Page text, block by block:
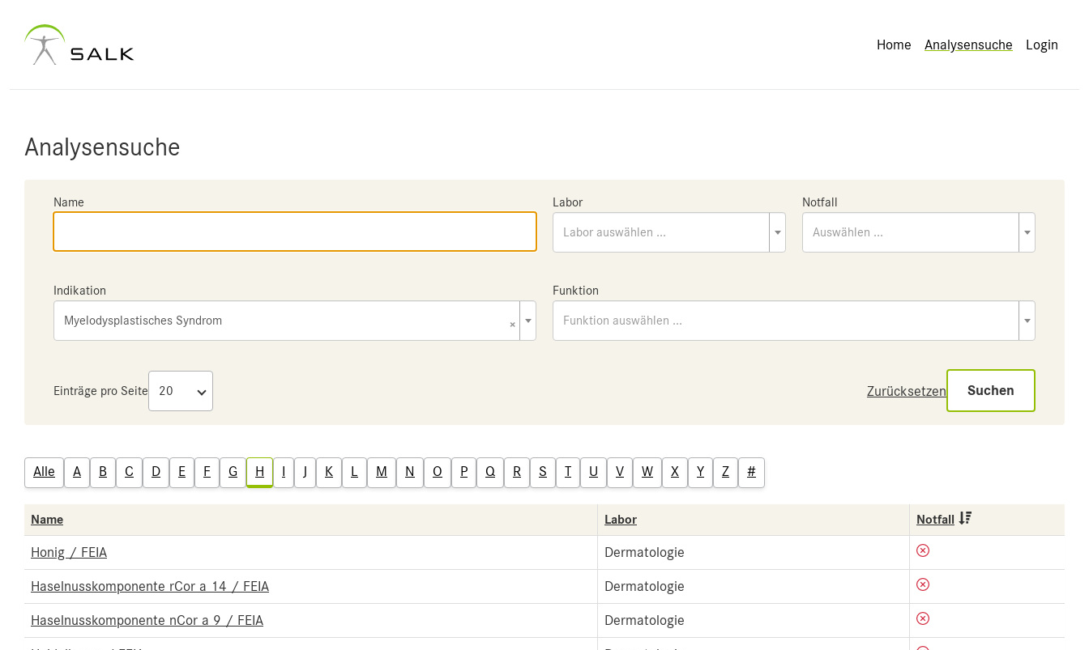
Home Analysensuche Login
Analysensuche
Name Labor
Labor auswählen ...
Notfall
Auswählen ...
Indikation
×
Myelodysplastisches Syndrom
Funktion
Funktion auswählen ...
Einträge pro Seite Zurücksetzen Suchen
Alle A B C D E F G H I J K L M N O P Q R S T U V W X Y Z #
Name Labor Notfall
Honig / FEIA Dermatologie
Haselnusskomponente rCor a 14 / FEIA Dermatologie
Haselnusskomponente nCor a 9 / FEIA Dermatologie